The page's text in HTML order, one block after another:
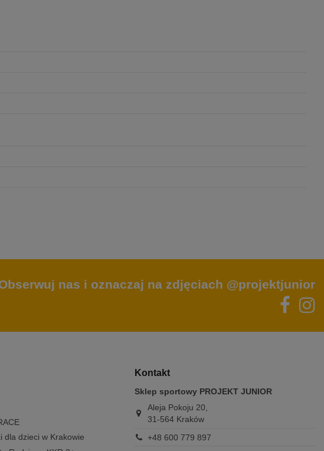
nas i oznaczaj na zdjęciach @projektjunior
dla dzieci w Krakowie
Kontakt
Sklep sportowy PROJEKT JUNIOR
Aleja Pokoju 20,
31-564 Kraków
+48 600 779 897